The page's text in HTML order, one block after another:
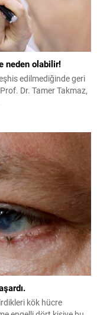
neden olabilir!
edilmediğinde geri
Dr. Tamer Takmaz,
kök hücre